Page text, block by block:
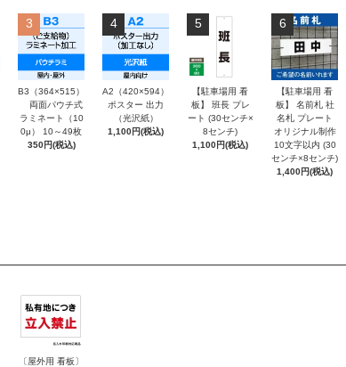
3
B3（364×515）
両面パウチ式
ラミネート（10
0μ） 10～49枚
350円(税込)
4
A2（420×594）
ポスター 出力
（光沢紙）
1,100円(税込)
5
【駐車場用 看
板】 班長 プレ
ート (30センチ×
8センチ)
1,100円(税込)
6
【駐車場用 看
板】 名前札 社
名札 プレート
オリジナル制作
10文字以内 (30
センチ×8センチ)
1,400円(税込)
〔屋外用 看板〕